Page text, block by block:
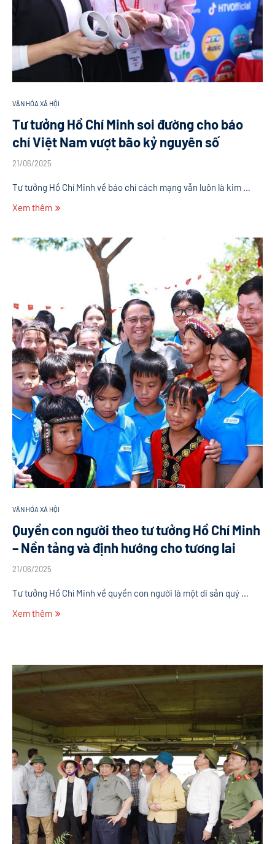
VĂN HÓA XÃ HỘI
Tư tưởng Hồ Chí Minh soi đường cho báo
chí Việt Nam vượt bão kỷ nguyên số
21/06/2025
Tư tưởng Hồ Chí Minh về báo chí cách mạng vẫn luôn là kim …
Xem thêm
VĂN HÓA XÃ HỘI
Quyền con người theo tư tưởng Hồ Chí Minh
– Nền tảng và định hướng cho tương lai
21/06/2025
Tư tưởng Hồ Chí Minh về quyền con người là một di sản quý …
Xem thêm